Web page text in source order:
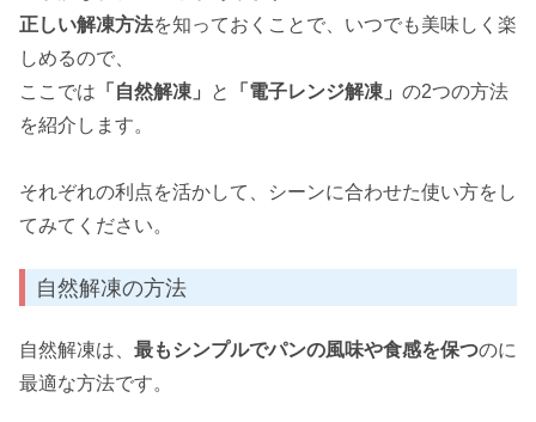
正しい解凍方法を知っておくことで、いつでも美味しく楽
しめるので、
ここでは 「自然解凍」 と 「電子レンジ解凍」 の2つの方法
を紹介します。
それぞれの利点を活かして、シーンに合わせた使い方をし
てみてください。
自然解凍の方法
自然解凍は、 最もシンプルでパンの風味や食感を保つのに
最適な方法です。